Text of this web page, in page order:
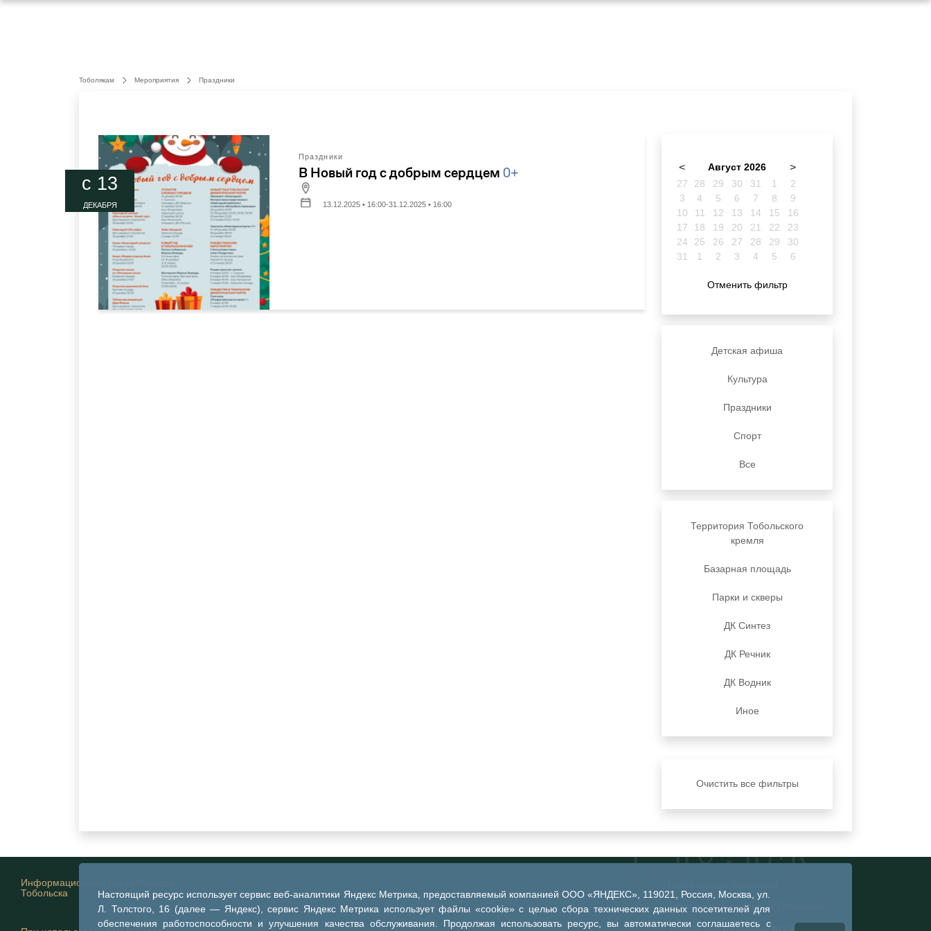
Настоящий ресурс использует сервис веб-аналитики Яндекс Метрика, предоставляемый компанией ООО «ЯНДЕКС», 119021, Россия, Москва, ул.
Л. Толстого, 16 (далее — Яндекс), сервис Яндекс Метрика использует файлы «cookie» с целью сбора технических данных посетителей для
обеспечения работоспособности и улучшения качества обслуживания. Продолжая использовать ресурс, вы автоматически соглашаетесь с
Тоболякам Мероприятия Праздники
c 13
ДЕКАБРЯ
Праздники
В Новый год с добрым сердцем 0+
13.12.2025 • 16:00-31.12.2025 • 16:00
< Август 2026 >
27 28 29 30 31 1
2
3
4 5 6 7 8
9
10
11 12 13 14 15
16
17
18 19 20 21 22
23
24
25 26 27 28 29
30
31
1 2 3 4 5 6
Отменить фильтр
Детская афиша
Культура
Праздники
Спорт
Все
Территория Тобольского
кремля
Базарная площадь
Парки и скверы
ДК Синтез
ДК Речник
ДК Водник
Иное
Очистить все фильтры
Информационный портал города
Тобольска
Администрация города Тобольска
Тобольская городская дума